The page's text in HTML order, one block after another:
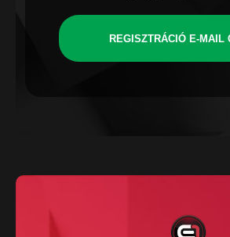
REGISZTRÁCIÓ E-MAIL